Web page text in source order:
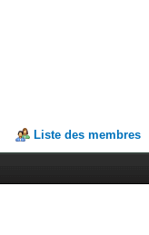
Liste des membres